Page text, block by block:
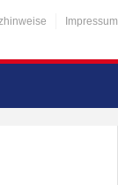
Impressum